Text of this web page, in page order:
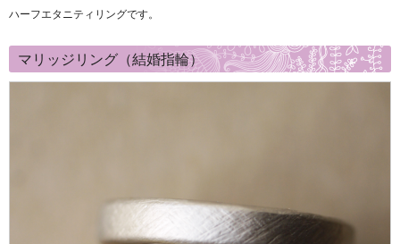
ハーフエタニティリングです。
マリッジリング（結婚指輪）